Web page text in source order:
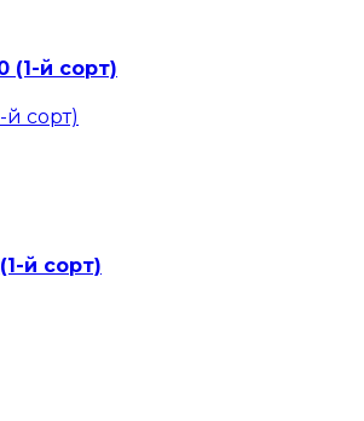
(1-й сорт)
й сорт)